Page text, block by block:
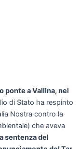
ponte a Vallina, nel
di Stato ha respinto
Nostra contro la
che aveva
sentenza del